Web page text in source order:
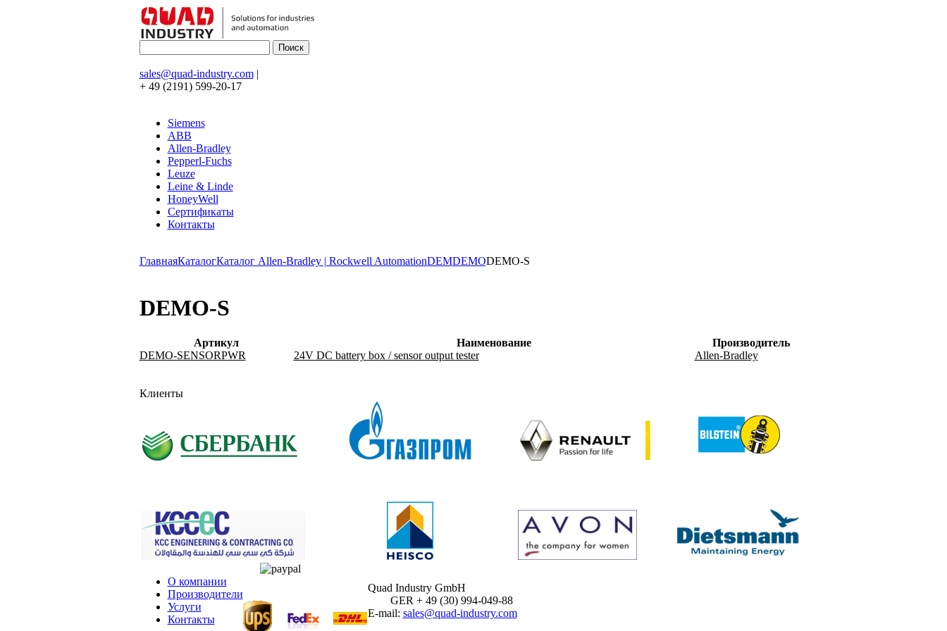
sales@quad-industry.com|
+ 49 (2191) 599-20-17
Siemens
ABB
Allen-Bradley
Pepperl-Fuchs
Leuze
Leine & Linde
HoneyWell
Сертификаты
Контакты
ГлавнаяКаталогКаталог Allen-Bradley | Rockwell AutomationDEMDEMODEMO-S
DEMO-S
Артикул Наименование
Производитель
DEMO-SENSORPWR
24V DC battery box / sensor output tester Allen-Bradley
Клиенты
О компании
Производители
Услуги
Контакты
Quad Industry GmbH
GER + 49 (30) 994-049-88
E-mail: sales@quad-industry.com